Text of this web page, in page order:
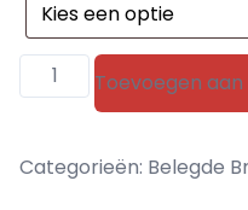
Gerookte
zalm
Toevoegen
Categorieën: Belegde